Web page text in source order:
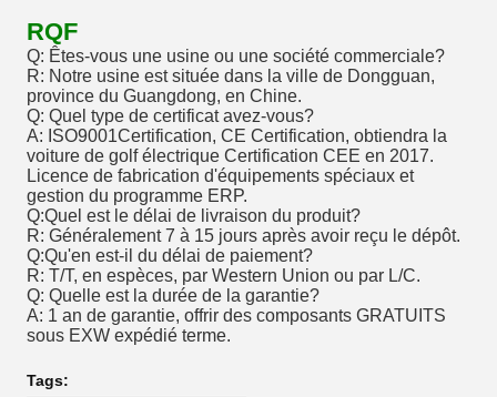
RQF
Q: Êtes-vous une usine ou une société commerciale?
R: Notre usine est située dans la ville de Dongguan,
province du Guangdong, en Chine.
Q: Quel type de certificat avez-vous?
A: ISO9001Certification, CE Certification, obtiendra la
voiture de golf électrique Certification CEE en 2017.
Licence de fabrication d'équipements spéciaux et
gestion du programme ERP.
Q:Quel est le délai de livraison du produit?
R: Généralement 7 à 15 jours après avoir reçu le dépôt.
Q:Qu'en est-il du délai de paiement?
R: T/T, en espèces, par Western Union ou par L/C.
Q: Quelle est la durée de la garantie?
A: 1 an de garantie, offrir des composants GRATUITS
sous EXW expédié terme.
Tags: